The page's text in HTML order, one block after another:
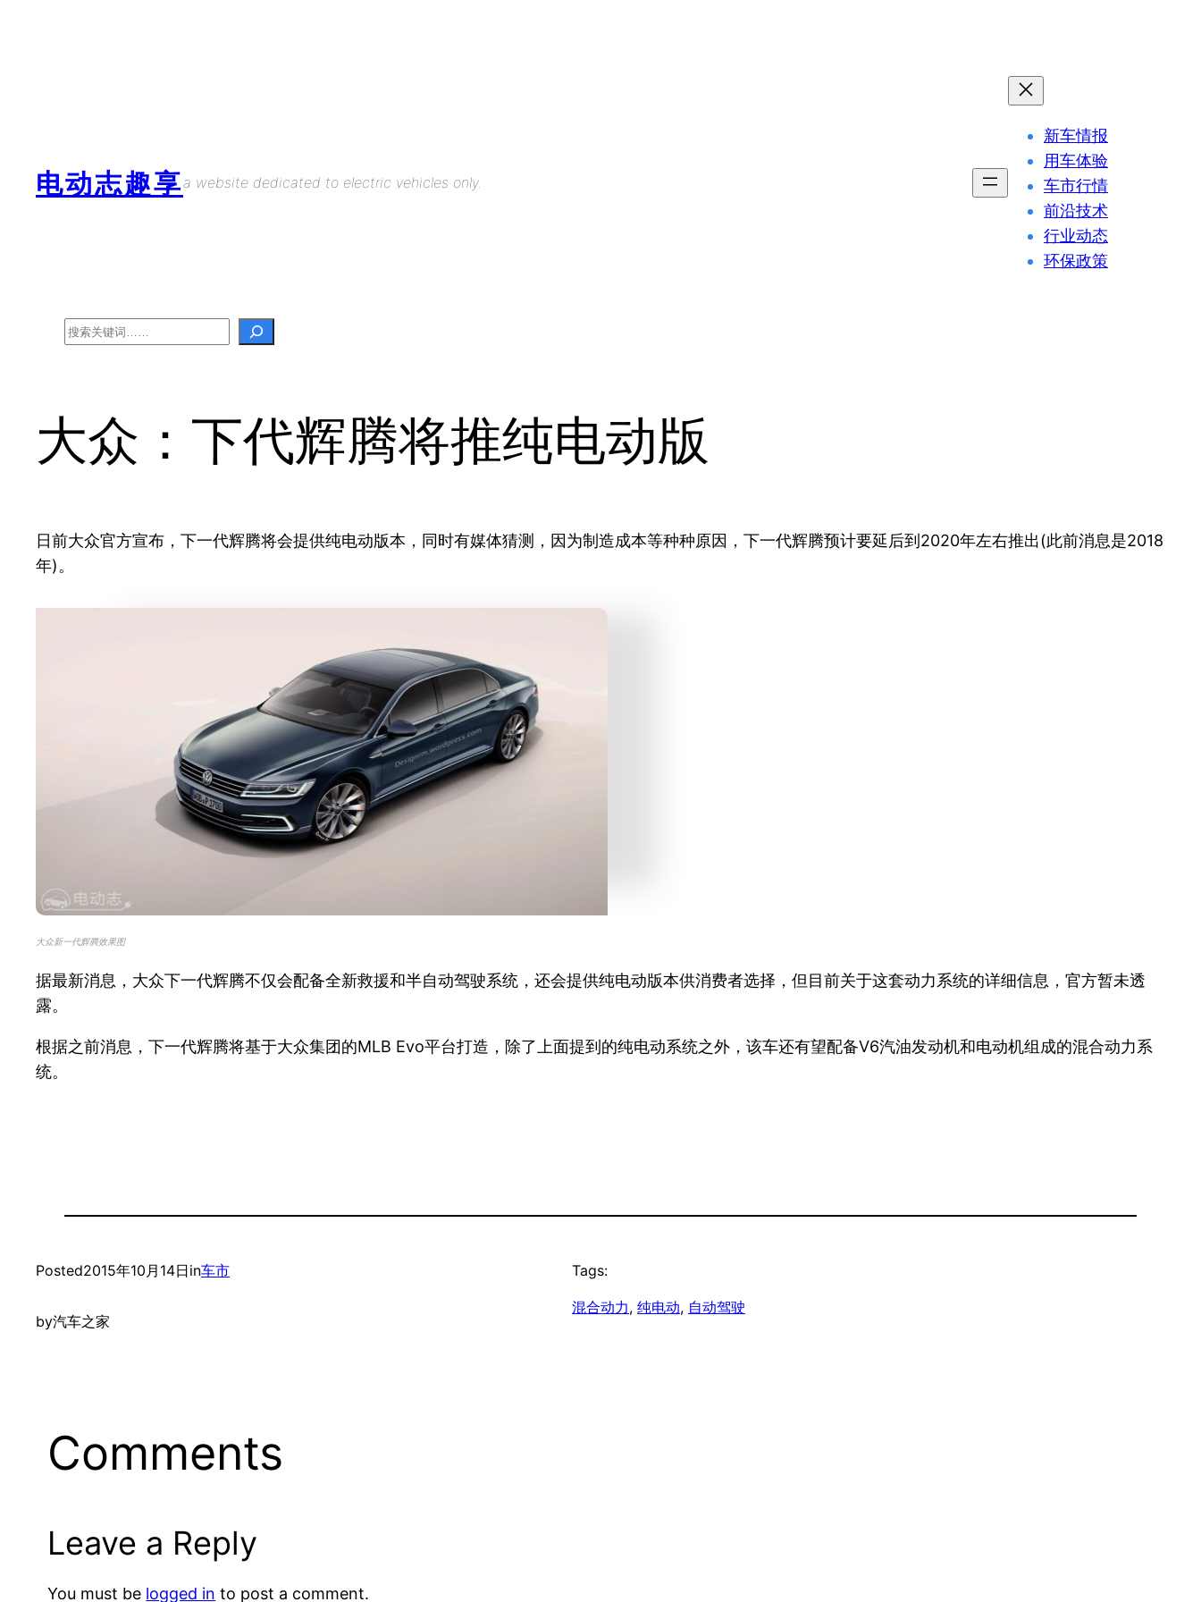
电动志趣享a website dedicated to electric vehicles only.
新车情报
用车体验
车市行情
前沿技术
行业动态
环保政策
Search
大众：下代辉腾将推纯电动版
日前大众官方宣布，下一代辉腾将会提供纯电动版本，同时有媒体猜测，因为制造成本等种种原因，下一代辉腾预计要延后到2020年左右推出(此前消息是2018
年)。
大众新一代辉腾效果图
据最新消息，大众下一代辉腾不仅会配备全新救援和半自动驾驶系统，还会提供纯电动版本供消费者选择，但目前关于这套动力系统的详细信息，官方暂未透
露。
根据之前消息，下一代辉腾将基于大众集团的MLB Evo平台打造，除了上面提到的纯电动系统之外，该车还有望配备V6汽油发动机和电动机组成的混合动力系
统。
Posted2015年10月14日in车市
by汽车之家
Tags:
混合动力, 纯电动, 自动驾驶
Comments
Leave a Reply
You must be logged in to post a comment.